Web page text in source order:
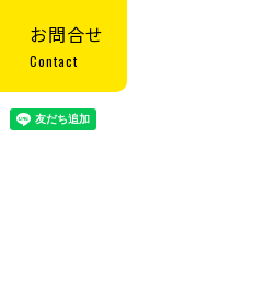
お問合せ
Contact